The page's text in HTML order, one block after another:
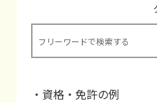
・資格・免許の例